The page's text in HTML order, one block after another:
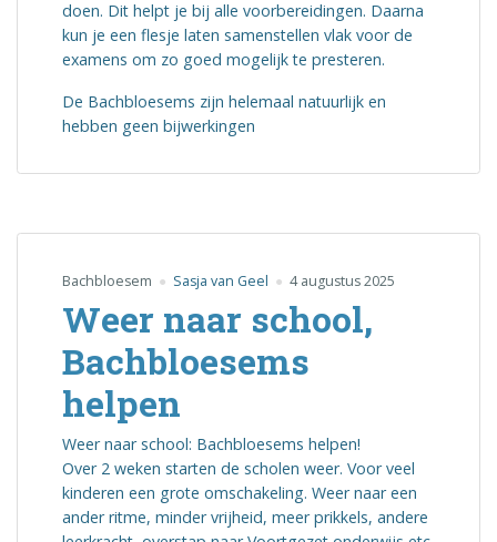
doen. Dit helpt je bij alle voorbereidingen. Daarna
kun je een flesje laten samenstellen vlak voor de
examens om zo goed mogelijk te presteren.
De Bachbloesems zijn helemaal natuurlijk en
hebben geen bijwerkingen
Bachbloesem Sasja van Geel 4 augustus 2025
Weer naar school,
Bachbloesems
helpen
Weer naar school: Bachbloesems helpen!
Over 2 weken starten de scholen weer. Voor veel
kinderen een grote omschakeling. Weer naar een
ander ritme, minder vrijheid, meer prikkels, andere